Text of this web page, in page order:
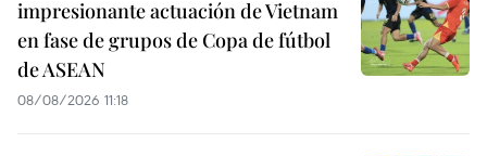
impresionante actuación de Vietnam
en fase de grupos de Copa de fútbol
de ASEAN
08/08/2026 11:18